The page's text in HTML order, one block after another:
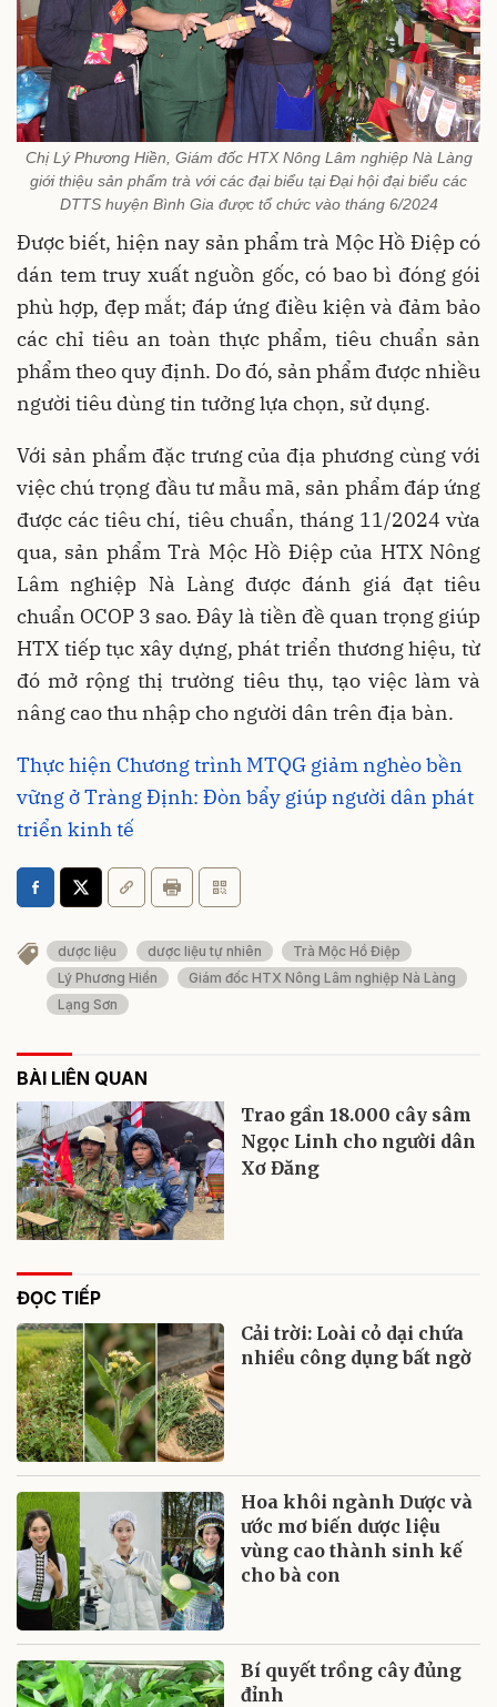
Chị Lý Phương Hiền, Giám đốc HTX Nông Lâm nghiệp Nà Làng
giới thiệu sản phẩm trà với các đại biểu tại Đại hội đại biểu các
DTTS huyện Bình Gia được tổ chức vào tháng 6/2024
Được biết, hiện nay sản phẩm trà Mộc Hồ Điệp có
dán tem truy xuất nguồn gốc, có bao bì đóng gói
phù hợp, đẹp mắt; đáp ứng điều kiện và đảm bảo
các chỉ tiêu an toàn thực phẩm, tiêu chuẩn sản
phẩm theo quy định. Do đó, sản phẩm được nhiều
người tiêu dùng tin tưởng lựa chọn, sử dụng.
Với sản phẩm đặc trưng của địa phương cùng với
việc chú trọng đầu tư mẫu mã, sản phẩm đáp ứng
được các tiêu chí, tiêu chuẩn, tháng 11/2024 vừa
qua, sản phẩm Trà Mộc Hồ Điệp của HTX Nông
Lâm nghiệp Nà Làng được đánh giá đạt tiêu
chuẩn OCOP 3 sao. Đây là tiền đề quan trọng giúp
HTX tiếp tục xây dựng, phát triển thương hiệu, từ
đó mở rộng thị trường tiêu thụ, tạo việc làm và
nâng cao thu nhập cho người dân trên địa bàn.
Thực hiện Chương trình MTQG giảm nghèo bền
vững ở Tràng Định: Đòn bẩy giúp người dân phát
triển kinh tế
dược liệu dược liệu tự nhiên
Trà Mộc Hồ Điệp
Lý Phương Hiền
Giám đốc HTX Nông Lâm nghiệp Nà Làng
Lạng Sơn
BÀI LIÊN QUAN
Trao gần 18.000 cây sâm
Ngọc Linh cho người dân
Xơ Đăng
ĐỌC TIẾP
Cải trời: Loài cỏ dại chứa
nhiều công dụng bất ngờ
Hoa khôi ngành Dược và
ước mơ biến dược liệu
vùng cao thành sinh kế
cho bà con
Bí quyết trồng cây đủng
đỉnh